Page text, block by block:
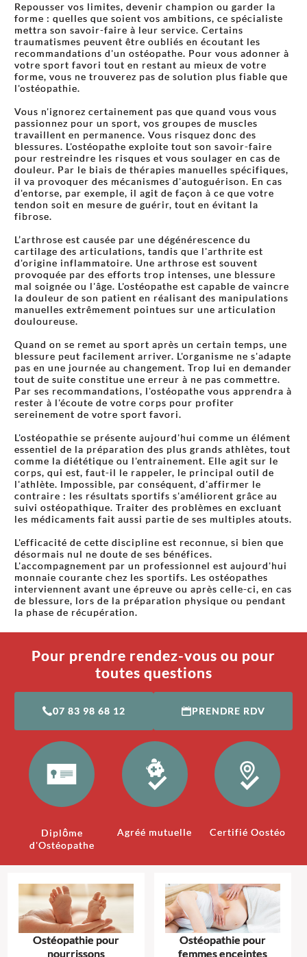
Repousser vos limites, devenir champion ou garder la
forme : quelles que soient vos ambitions, ce spécialiste
mettra son savoir-faire à leur service. Certains
traumatismes peuvent être oubliés en écoutant les
recommandations d'un ostéopathe. Pour vous adonner à
votre sport favori tout en restant au mieux de votre
forme, vous ne trouverez pas de solution plus fiable que
l'ostéopathie.
Vous n'ignorez certainement pas que quand vous vous
passionnez pour un sport, vos groupes de muscles
travaillent en permanence. Vous risquez donc des
blessures. L'ostéopathe exploite tout son savoir-faire
pour restreindre les risques et vous soulager en cas de
douleur. Par le biais de thérapies manuelles spécifiques,
il va provoquer des mécanismes d'autoguérison. En cas
d'entorse, par exemple, il agit de façon à ce que votre
tendon soit en mesure de guérir, tout en évitant la
fibrose.
L’arthrose est causée par une dégénérescence du
cartilage des articulations, tandis que l'arthrite est
d'origine inflammatoire. Une arthrose est souvent
provoquée par des efforts trop intenses, une blessure
mal soignée ou l'âge. L'ostéopathe est capable de vaincre
la douleur de son patient en réalisant des manipulations
manuelles extrêmement pointues sur une articulation
douloureuse.
Quand on se remet au sport après un certain temps, une
blessure peut facilement arriver. L'organisme ne s'adapte
pas en une journée au changement. Trop lui en demander
tout de suite constitue une erreur à ne pas commettre.
Par ses recommandations, l'ostéopathe vous apprendra à
rester à l'écoute de votre corps pour profiter
sereinement de votre sport favori.
L'ostéopathie se présente aujourd'hui comme un élément
essentiel de la préparation des plus grands athlètes, tout
comme la diététique ou l'entrainement. Elle agit sur le
corps, qui est, faut-il le rappeler, le principal outil de
l'athlète. Impossible, par conséquent, d'affirmer le
contraire : les résultats sportifs s'améliorent grâce au
suivi ostéopathique. Traiter des problèmes en excluant
les médicaments fait aussi partie de ses multiples atouts.
L'efficacité de cette discipline est reconnue, si bien que
désormais nul ne doute de ses bénéfices.
L'accompagnement par un professionnel est aujourd'hui
monnaie courante chez les sportifs. Les ostéopathes
interviennent avant une épreuve ou après celle-ci, en cas
de blessure, lors de la préparation physique ou pendant
la phase de récupération.
Pour prendre rendez-vous ou pour
toutes questions
07 83 98 68 12 PRENDRE RDV
Diplôme
d'Ostéopathe
Agréé mutuelle Certifié Oostéo
Ostéopathie pour
nourrissons
Ostéopathie pour
femmes enceintes